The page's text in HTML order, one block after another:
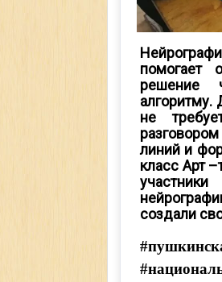
помогает
решение
не
линий и
класс Арт
создали